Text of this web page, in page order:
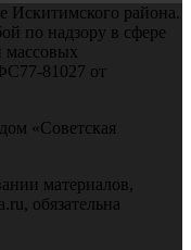
Искитимского района.
по надзору в сфере
массовых
81027 от
«Советская
материалов,
обязательна